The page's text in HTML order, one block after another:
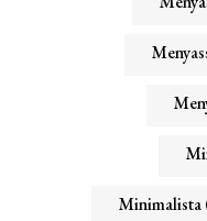
Minimalista